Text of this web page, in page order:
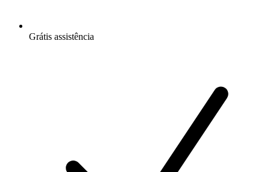
Grátis assistência